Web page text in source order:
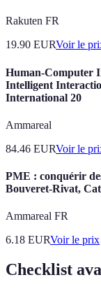
Rakuten FR
19.90 EURVoir le
Human-Computer
Intelligent
International 20
Ammareal
84.46 EURVoir le
PME : conquérir
Bouveret-Rivat,
Ammareal FR
6.18 EURVoir le prix
Checklist